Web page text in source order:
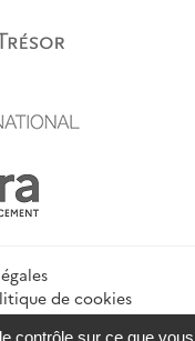
de cookies
RSS
contrôle sur ce que vous